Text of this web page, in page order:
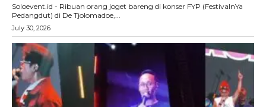
Soloevent.id - Ribuan orang joget bareng di konser FYP (FestivalnYa
Pedangdut) di De Tjolomadoe,...
July 30, 2026